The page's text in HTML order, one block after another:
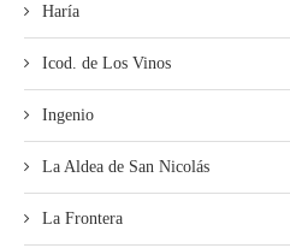
Haría
Icod. de Los Vinos
Ingenio
La Aldea de San Nicolás
La Frontera